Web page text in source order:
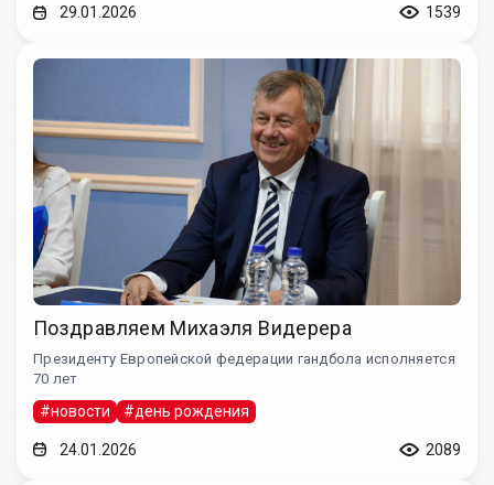
29.01.2026 1539
Поздравляем Михаэля Видерера
Президенту Европейской федерации гандбола исполняется
70 лет
#новости #день рождения
24.01.2026 2089